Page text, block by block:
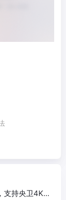
支持央卫4K高